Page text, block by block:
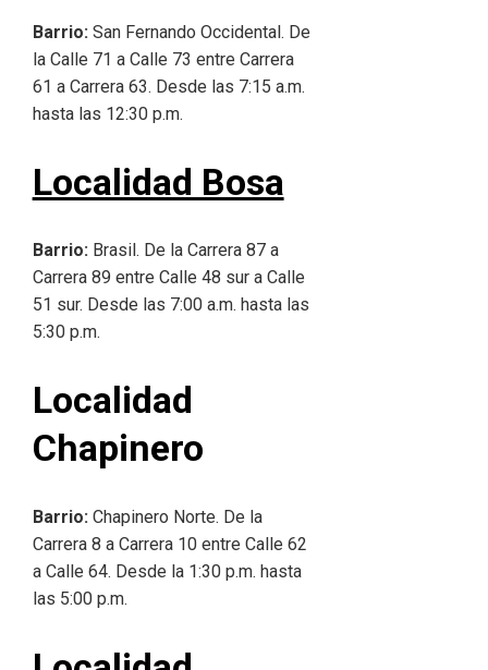
Barrio: San Fernando Occidental. De
la Calle 71 a Calle 73 entre Carrera
61 a Carrera 63. Desde las 7:15 a.m.
hasta las 12:30 p.m.
Localidad Bosa
Barrio:Brasil. De la Carrera 87 a
Carrera 89 entre Calle 48 sur a Calle
51 sur. Desde las 7:00 a.m. hasta las
5:30 p.m.
Localidad
Chapinero
Barrio: Chapinero Norte. De la
Carrera 8 a Carrera 10 entre Calle 62
a Calle 64. Desde la 1:30 p.m. hasta
las 5:00 p.m.